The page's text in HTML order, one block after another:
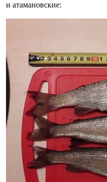
и атамановские: